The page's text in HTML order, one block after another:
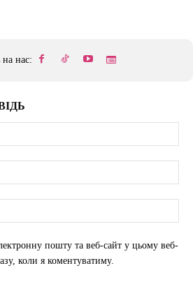
нас:
пошту та веб-сайт у цьому веб-
коли я коментуватиму.